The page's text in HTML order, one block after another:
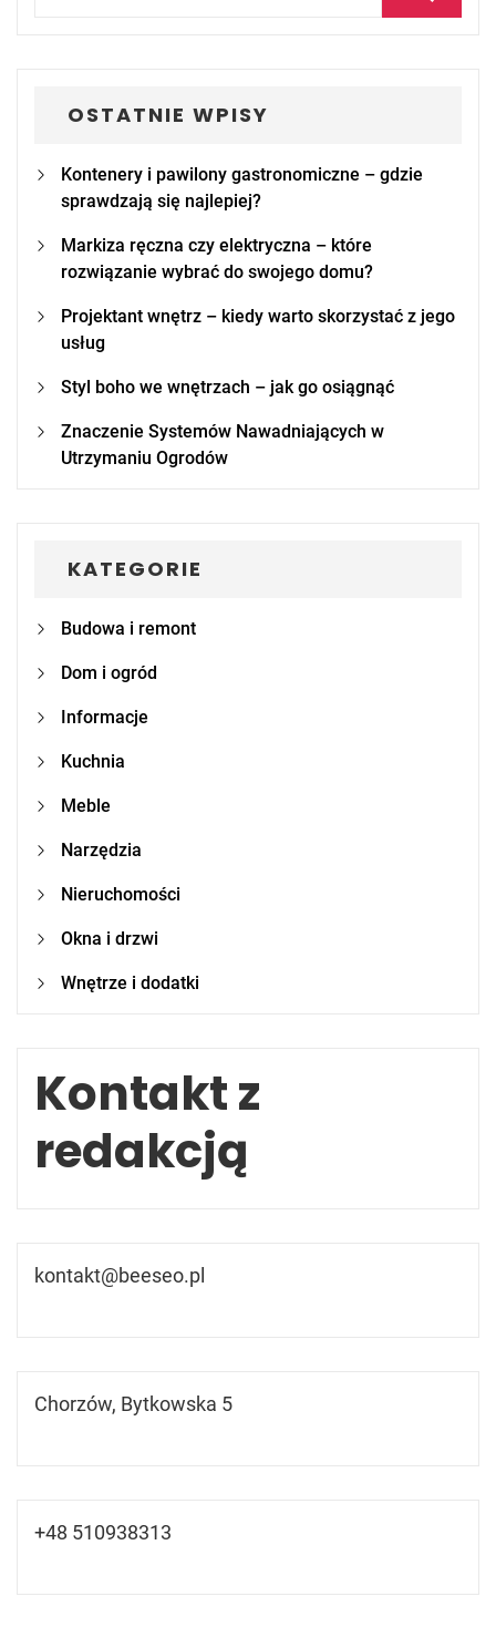
OSTATNIE WPISY
Kontenery i pawilony gastronomiczne – gdzie
sprawdzają się najlepiej?
Markiza ręczna czy elektryczna – które
rozwiązanie wybrać do swojego domu?
Projektant wnętrz – kiedy warto skorzystać z jego
usług
Styl boho we wnętrzach – jak go osiągnąć
Znaczenie Systemów Nawadniających w
Utrzymaniu Ogrodów
KATEGORIE
Budowa i remont
Dom i ogród
Informacje
Kuchnia
Meble
Narzędzia
Nieruchomości
Okna i drzwi
Wnętrze i dodatki
Kontakt z
redakcją
kontakt@beeseo.pl
Chorzów, Bytkowska 5
+48 510938313